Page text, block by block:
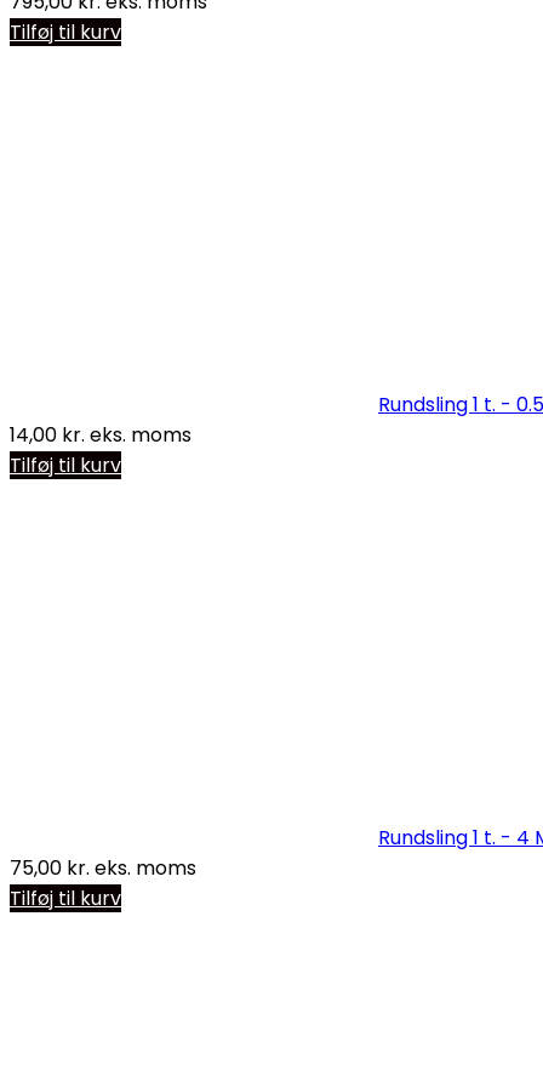
Tilføj til kurv
Rundsling 1 t. -
14,00 kr. eks. moms
Tilføj til kurv
Rundsling 1 t. - 4
75,00 kr. eks. moms
Tilføj til kurv